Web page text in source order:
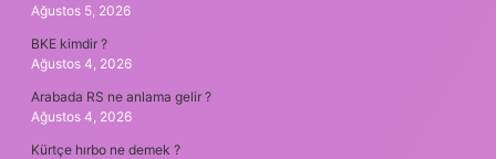
Ağustos 5, 2026
BKE kimdir ?
Ağustos 4, 2026
Arabada RS ne anlama gelir ?
Ağustos 4, 2026
Kürtçe hırbo ne demek ?